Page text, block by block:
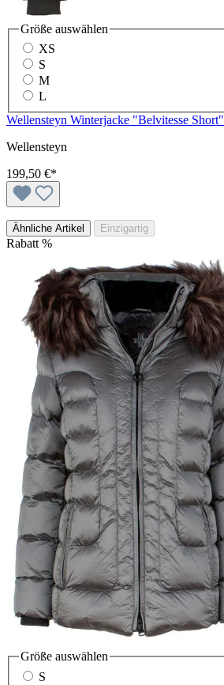
Größe auswählen
XS
S
M
L
Wellensteyn Winterjacke "Belvitesse Short"
Wellensteyn
199,50 €*
Ähnliche Artikel Einzigartig
Rabatt %
Größe auswählen
S